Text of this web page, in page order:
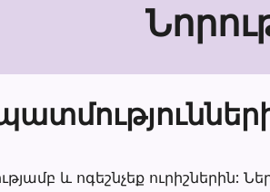
և ոգեշնչեք ուրիշներին: